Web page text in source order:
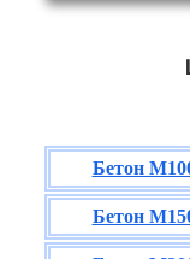
Бетон
Бетон